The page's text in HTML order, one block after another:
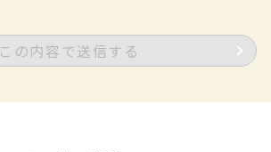
この内容で送信する